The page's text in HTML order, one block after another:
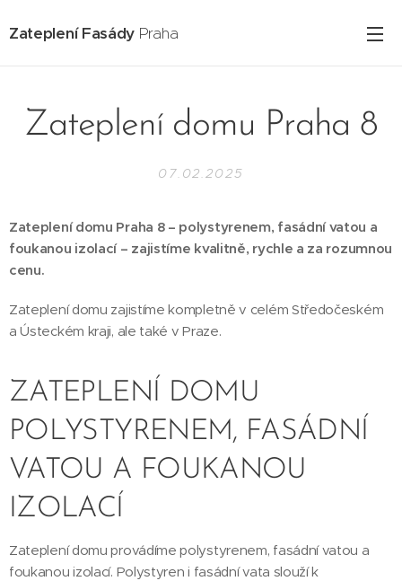
Zateplení Fasády Praha
Zateplení domu Praha 8
07.02.2025
Zateplení domu Praha 8 – polystyrenem, fasádní vatou a
foukanou izolací – zajistíme kvalitně, rychle a za rozumnou
cenu.
Zateplení domu zajistíme kompletně v celém Středočeském
a Ústeckém kraji, ale také v Praze.
ZATEPLENÍ DOMU
POLYSTYRENEM, FASÁDNÍ
VATOU A FOUKANOU
IZOLACÍ
Zateplení domu provádíme polystyrenem, fasádní vatou a
foukanou izolací. Polystyren i fasádní vata slouží k